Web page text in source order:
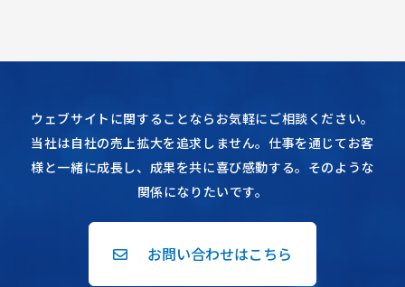
ウェブサイトに関することならお気軽にご相談ください。
当社は自社の売上拡大を追求しません。仕事を通じてお客
様と一緒に成長し、成果を共に喜び感動する。そのような
関係になりたいです。
お問い合わせはこちら